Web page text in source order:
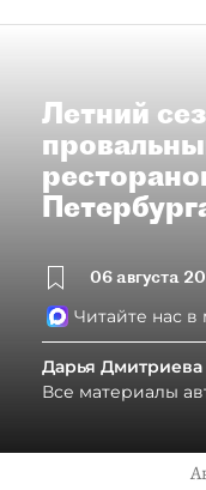
Летний
06 августа
Читайте нас
Дарья Дмитриева
Все материалы